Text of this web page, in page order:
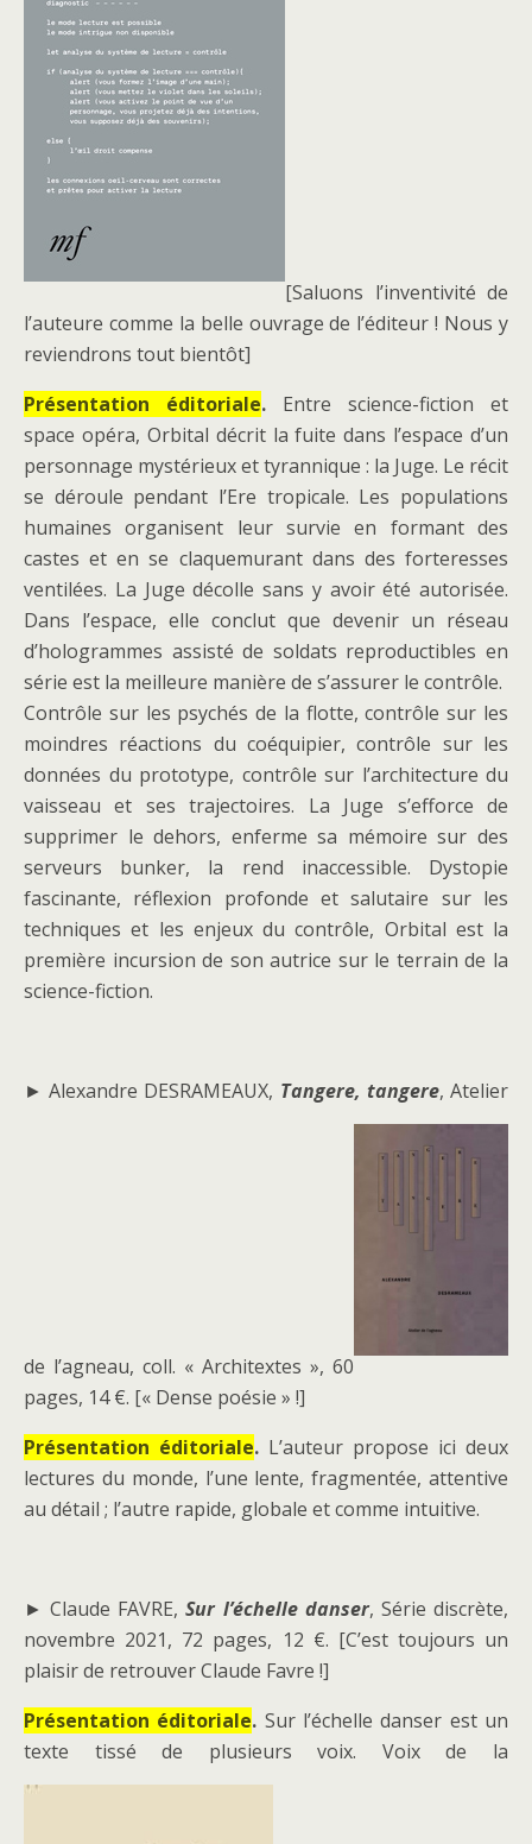
[Saluons l’inventivité de
l’auteure comme la belle ouvrage de l’éditeur ! Nous y
reviendrons tout bientôt]
Présentation éditoriale. Entre science-fiction et
space opéra, Orbital décrit la fuite dans l’espace d’un
personnage mystérieux et tyrannique : la Juge. Le récit
se déroule pendant l’Ere tropicale. Les populations
humaines organisent leur survie en formant des
castes et en se claquemurant dans des forteresses
ventilées. La Juge décolle sans y avoir été autorisée.
Dans l’espace, elle conclut que devenir un réseau
d’hologrammes assisté de soldats reproductibles en
série est la meilleure manière de s’assurer le contrôle.
Contrôle sur les psychés de la flotte, contrôle sur les
moindres réactions du coéquipier, contrôle sur les
données du prototype, contrôle sur l’architecture du
vaisseau et ses trajectoires. La Juge s’efforce de
supprimer le dehors, enferme sa mémoire sur des
serveurs bunker, la rend inaccessible. Dystopie
fascinante, réflexion profonde et salutaire sur les
techniques et les enjeux du contrôle, Orbital est la
première incursion de son autrice sur le terrain de la
science-fiction.
► Alexandre DESRAMEAUX, Tangere, tangere, Atelier
de l’agneau, coll. « Architextes », 60
pages, 14 €. [« Dense poésie » !]
Présentation éditoriale. L’auteur propose ici deux
lectures du monde, l’une lente, fragmentée, attentive
au détail ; l’autre rapide, globale et comme intuitive.
► Claude FAVRE,Sur l’échelle danser, Série discrète,
novembre 2021, 72 pages, 12 €. [C’est toujours un
plaisir de retrouver Claude Favre !]
Présentation éditoriale. Sur l’échelle danser est un
texte tissé de plusieurs voix. Voix de la